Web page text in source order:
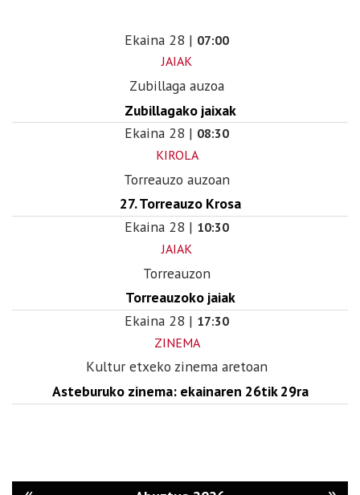
Ekaina 28 | 07:00
JAIAK
Zubillaga auzoa
Zubillagako jaixak
Ekaina 28 | 08:30
KIROLA
Torreauzo auzoan
27. Torreauzo Krosa
Ekaina 28 | 10:30
JAIAK
Torreauzon
Torreauzoko jaiak
Ekaina 28 | 17:30
ZINEMA
Kultur etxeko zinema aretoan
Asteburuko zinema: ekainaren 26tik 29ra